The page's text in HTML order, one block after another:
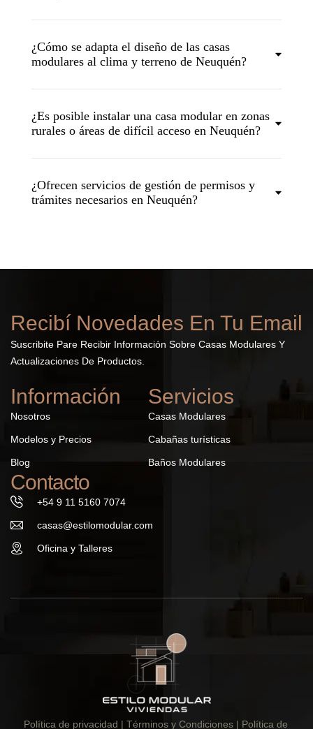
¿Cómo se adapta el diseño de las casas
modulares al clima y terreno de Neuquén?
¿Es posible instalar una casa modular en zonas
rurales o áreas de difícil acceso en Neuquén?
¿Ofrecen servicios de gestión de permisos y
trámites necesarios en Neuquén?
Recibí Novedades En Tu Email
Suscribite Pare Recibir Información Sobre Casas Modulares Y
Actualizaciones De Productos.
Información
Nosotros
Modelos y Precios
Blog
Servicios
Casas Modulares
Cabañas turísticas
Baños Modulares
Contacto
+54 9 11 5160 7074
casas@estilomodular.com
Oficina y Talleres
Política de privacidad | Términos y Condiciones | Política de